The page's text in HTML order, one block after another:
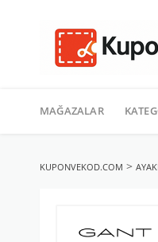
geç
MAĞAZALAR
KUPONVEKOD.COM >